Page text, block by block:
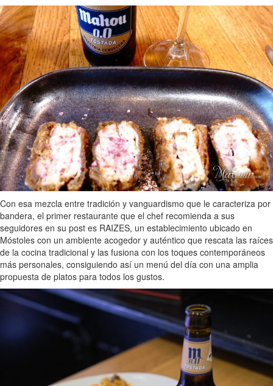
Con esa mezcla entre tradición y vanguardismo que le caracteriza por
bandera, el primer restaurante que el chef recomienda a sus
seguidores en su post es RAIZES, un establecimiento ubicado en
Móstoles con un ambiente acogedor y auténtico que rescata las raíces
de la cocina tradicional y las fusiona con los toques contemporáneos
más personales, consiguiendo así un menú del día con una amplia
propuesta de platos para todos los gustos.